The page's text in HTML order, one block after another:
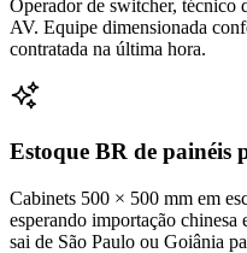
Operador de switcher, técnico
AV. Equipe dimensionada
contratada na última hora.
Estoque BR de painéis
Cabinets 500 × 500 mm em
esperando importação
sai de São Paulo ou Goiânia